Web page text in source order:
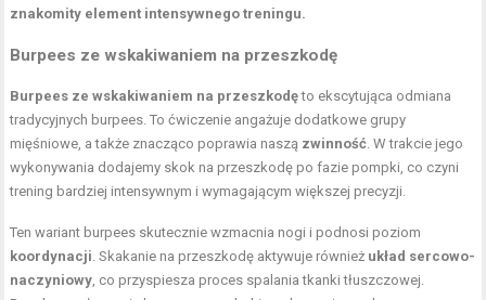
znakomity element intensywnego treningu.
Burpees ze wskakiwaniem na przeszkodę
Burpees ze wskakiwaniem na przeszkodęto ekscytująca odmiana
tradycyjnych burpees. To ćwiczenie angażuje dodatkowe grupy
mięśniowe, a także znacząco poprawia naszą zwinność. W trakcie jego
wykonywania dodajemy skok na przeszkodę po fazie pompki, co czyni
trening bardziej intensywnym i wymagającym większej precyzji.
Ten wariant burpees skutecznie wzmacnia nogi i podnosi poziom
koordynacji. Skakanie na przeszkodę aktywuje również układ sercowo-
naczyniowy, co przyspiesza proces spalania tkanki tłuszczowej.